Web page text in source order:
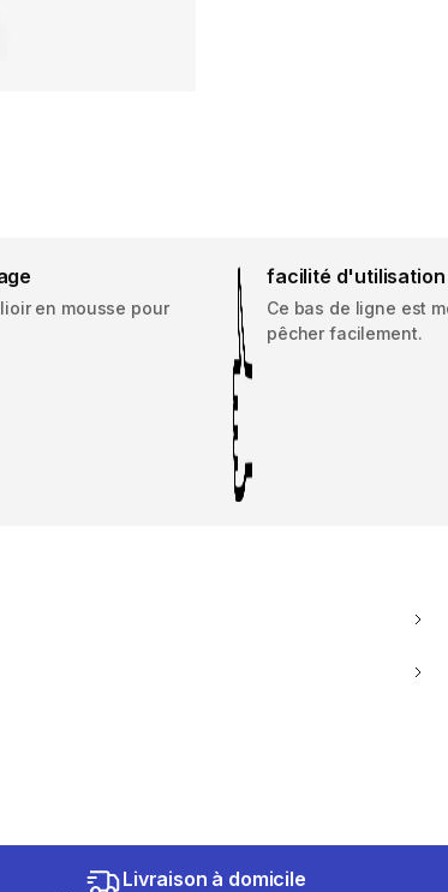
en mousse pour
facilité d'utilisation
Ce bas de ligne est
pêcher facilement.
Livraison à domicile